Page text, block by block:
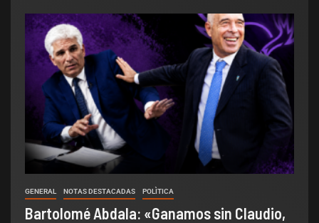
GENERAL NOTAS DESTACADAS POLÌTICA
Bartolomé Abdala: «Ganamos sin Claudio,